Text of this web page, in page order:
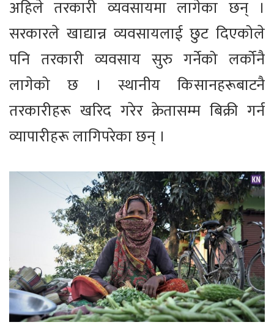
अहिले तरकारी व्यवसायमा लागेका छन् ।
सरकारले खाद्यान्न व्यवसायलाई छुट दिएकोले
पनि तरकारी व्यवसाय सुरु गर्नेको लर्कोनै
लागेको छ । स्थानीय किसानहरूबाटनै
तरकारीहरू खरिद गरेर क्रेतासम्म बिक्री गर्न
व्यापारीहरू लागिपरेका छन् ।